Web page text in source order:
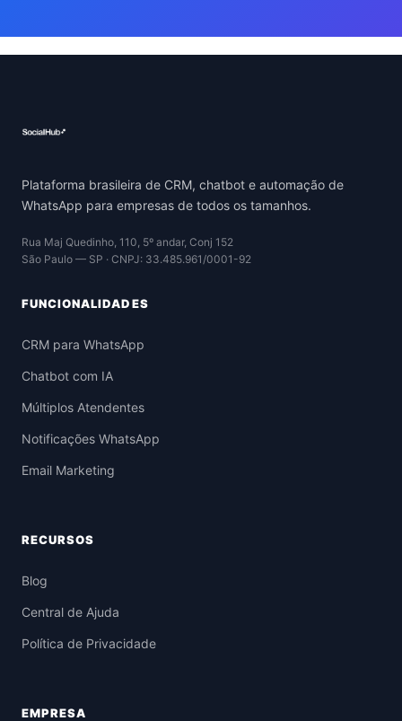
Plataforma brasileira de CRM, chatbot e automação de
WhatsApp para empresas de todos os tamanhos.
Rua Maj Quedinho, 110, 5º andar, Conj 152
São Paulo — SP · CNPJ: 33.485.961/0001-92
FUNCIONALIDADES
CRM para WhatsApp
Chatbot com IA
Múltiplos Atendentes
Notificações WhatsApp
Email Marketing
RECURSOS
Blog
Central de Ajuda
Política de Privacidade
EMPRESA